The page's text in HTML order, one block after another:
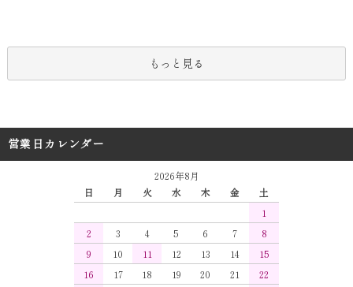
もっと見る
営業日カレンダー
2026年8月
日
月 火 水 木 金
土
1
2
3 4 5 6 7
8
9
10 11 12 13 14
15
16
17 18 19 20 21
22